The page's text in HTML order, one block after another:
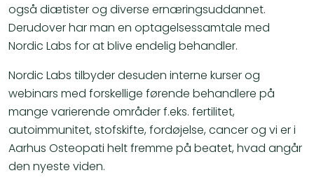
også diætister og diverse ernæringsuddannet.
Derudover har man en optagelsessamtale med
Nordic Labs for at blive endelig behandler.
​Nordic Labs tilbyder desuden interne kurser og
webinars med forskellige førende behandlere på
mange varierende områder f.eks. fertilitet,
autoimmunitet, stofskifte, fordøjelse, cancer og vi er i
Aarhus Osteopati helt fremme på beatet, hvad angår
den nyeste viden.